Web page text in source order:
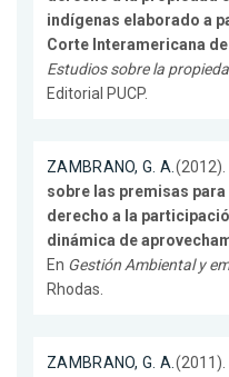
indígenas elaborado a
Corte Interamericana
Estudios sobre la
Editorial PUCP.
ZAMBRANO, G. A.(2012).
sobre las premisas
derecho a la
dinámica de
En Gestión Ambiental y
Rhodas.
ZAMBRANO, G. A.(2011).